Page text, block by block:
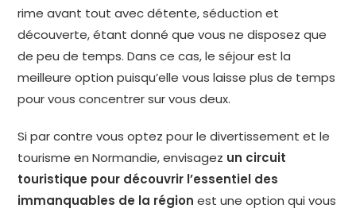
rime avant tout avec détente, séduction et
découverte, étant donné que vous ne disposez que
de peu de temps. Dans ce cas, le séjour est la
meilleure option puisqu’elle vous laisse plus de temps
pour vous concentrer sur vous deux.
Si par contre vous optez pour le divertissement et le
tourisme en Normandie, envisagez un circuit
touristique pour découvrir l’essentiel des
immanquables de la région est une option qui vous